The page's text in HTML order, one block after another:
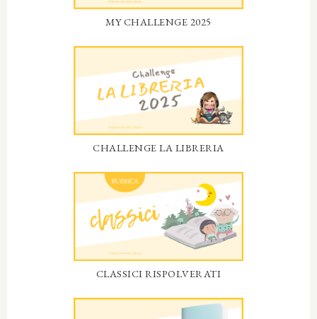
MY CHALLENGE 2025
CHALLENGE LA LIBRERIA
CLASSICI RISPOLVERATI